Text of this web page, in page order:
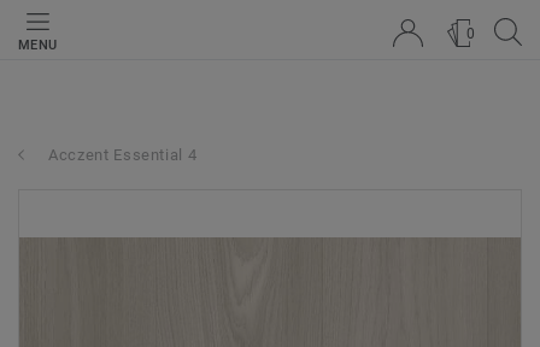
MENU
0
Acczent Essential 4